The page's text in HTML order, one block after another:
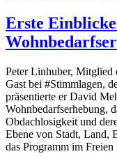
Erste
Peter Linhuber, Mitglied
Gast bei #Stimmlagen,
präsentierte er David
Wohnbedarfserhebung,
Obdachlosigkeit und
Ebene von Stadt, Land,
das Programm im